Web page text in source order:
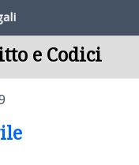
e Codici